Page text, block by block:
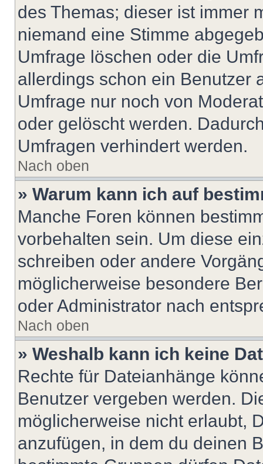
des Themas; dieser ist immer
niemand eine Stimme
Umfrage löschen oder die
allerdings schon ein Benutzer
Umfrage nur noch von
oder gelöscht werden.
Umfragen verhindert werden.
Nach oben
» Warum kann ich auf
Manche Foren können
vorbehalten sein. Um diese
schreiben oder andere
möglicherweise besondere
oder Administrator nach
Nach oben
» Weshalb kann ich keine
Rechte für Dateianhänge
Benutzer vergeben werden.
möglicherweise nicht erlaubt,
anzufügen, in dem du deinen